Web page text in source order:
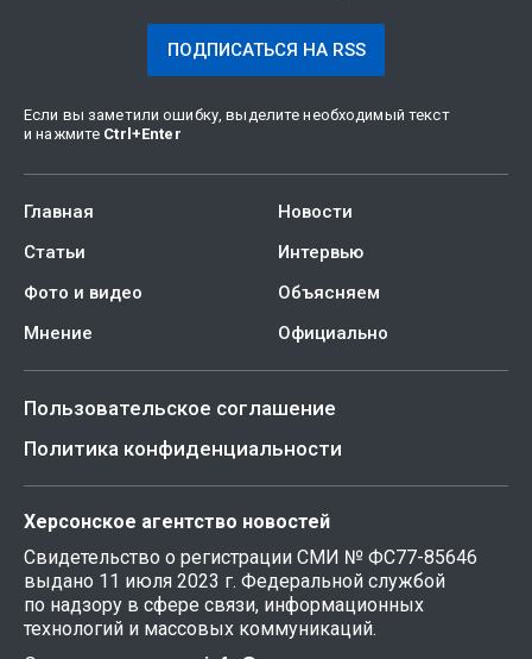
ПОДПИСАТЬСЯ НА RSS
Если вы заметили ошибку, выделите необходимый текст
и нажмите Ctrl +Enter
Главная
Новости
Статьи
Интервью
Фото и видео
Объясняем
Мнение
Официально
Пользовательское соглашение
Политика конфиденциальности
Херсонское агентство новостей
Свидетельство о регистрации СМИ № ФС77-85646
выдано 11 июля 2023 г. Федеральной службой
по надзору в сфере связи, информационных
технологий и массовых коммуникаций.